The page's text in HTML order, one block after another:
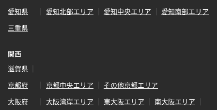
愛知県
愛知北部エリア 愛知中央エリア
愛知南部エリア
三重県
関西
滋賀県
京都府
京都中央エリア
その他京都エリア
大阪府
大阪湾岸エリア 東大阪エリア
南大阪エリア